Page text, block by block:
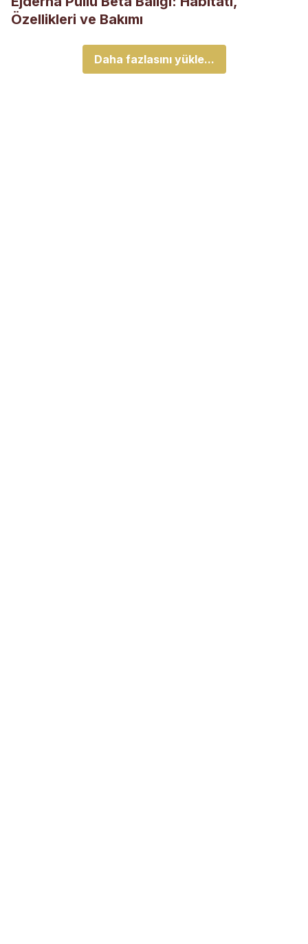
Özellikleri ve Bakımı
Daha fazlasını yükle...